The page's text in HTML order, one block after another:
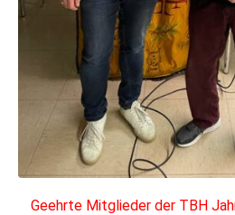
Geehrte Mitglieder der TBH